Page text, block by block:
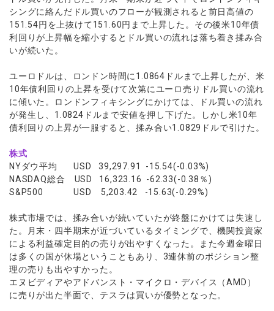
ไทย
Tiếng Việt
法人のお客様は こちら
シングに絡んだドル買いのフローが観測されると前日高値の
151.54円を上抜けて151.60円まで上昇した。その後米10年債
利回りが上昇幅を縮小するとドル買いの流れは落ち着き揉み合
いが続いた。
ユーロドルは、ロンドン時間に1.0864ドルまで上昇したが、米
10年債利回りの上昇を受けて次第にユーロ売りドル買いの流れ
に傾いた。ロンドンフィキシングにかけては、ドル買いの流れ
が発生し、1.0824ドルまで安値を押し下げた。しかし米10年
債利回りの上昇が一服すると、揉み合い1.0829ドルで引けた。
株式
NYダウ平均 USD 39,297.91 -15.54(-0.03%)
NASDAQ総合 USD 16,323.16 -62.33(-0.38％)
S&P500 USD 5,203.42 -15.63(-0.29%)
株式市場では、揉み合いが続いていたが終盤にかけては失速し
た。月末・四半期末が近づいているタイミングで、機関投資家
による利益確定目的の売りが出やすくなった。また今週金曜日
は多くの国が休場ということもあり、3連休前のポジション整
理の売りも出やすかった。
エヌビディアやアドバンスト・マイクロ・デバイス（AMD）
に売りが出た半面で、テスラは買いが優勢となった。